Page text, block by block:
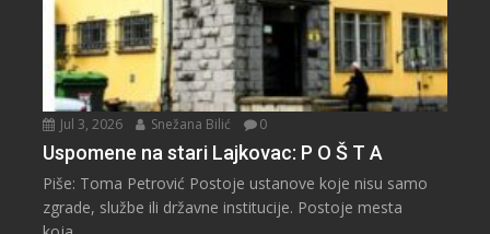
Jul 3, 2026 Snežana Bilić 0
Uspomene na stari Lajkovac: P O Š T A
Piše: Toma Petrović Postoje ustanove koje nisu samo
zgrade, službe ili državne institucije. Postoje mesta